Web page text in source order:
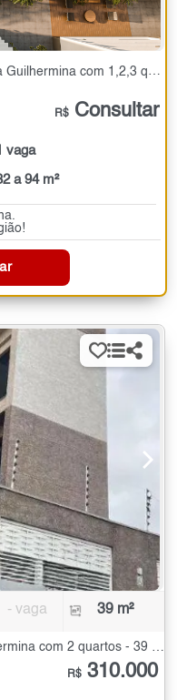
com 1,2,3 quartos - 32 a 94 m²
R$ Consultar
vaga
a 94 m²
- vaga 39 m²
R$ 310.000